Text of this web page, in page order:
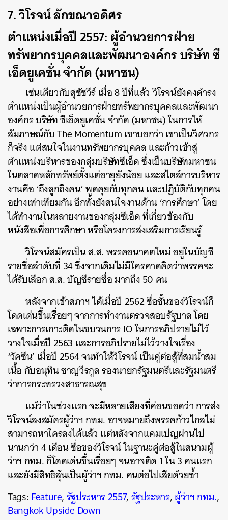
7. วิโรจน์ ลักขณาอดิศร
ตำแหน่งเมื่อปี 2557: ผู้อำนวยการฝ่าย
ทรัพยากรบุคคลและพัฒนาองค์กร บริษัท ซี
เอ็ดยูเคชั่น จำกัด (มหาชน)
เช่นเดียวกับสุชัชวีร์ เมื่อ 8 ปีที่แล้ว วิโรจน์ยังคงดำรง
ตำแหน่งเป็นผู้อำนวยการฝ่ายทรัพยากรบุคคลและพัฒนา
องค์กร บริษัท ซีเอ็ดยูเคชั่น จำกัด (มหาชน) ในการให้
สัมภาษณ์กับ The Momentum เขาบอกว่า เขาเป็นวิศวกร
ก็จริง แต่สนใจในงานทรัพยากรบุคคล และก้าวเข้าสู่
ตำแหน่งบริหารของกลุ่มบริษัทซีเอ็ด ซึ่งเป็นบริษัทมหาชน
ในตลาดหลักทรัพย์ตั้งแต่อายุยังน้อย และสไตล์การบริหาร
งานคือ ‘ถึงลูกถึงคน’ พูดคุยกับทุกคน และปฏิบัติกับทุกคน
อย่างเท่าเทียมกัน อีกทั้งยังสนใจงานด้าน ‘การศึกษา’ โดย
ได้ทำงานในหลายงานของกลุ่มซีเอ็ด ที่เกี่ยวข้องกับ
หนังสือเพื่อการศึกษา หรือโครงการส่งเสริมการเรียนรู้
วิโรจน์สมัครเป็น ส.ส. พรรคอนาคตใหม่ อยู่ในบัญชี
รายชื่อลำดับที่ 34 ซึ่งจากเดิมไม่มีใครคาดคิดว่าพรรคจะ
ได้รับเลือก ส.ส. บัญชีรายชื่อ มากถึง 50 คน
หลังจากเข้าสภาฯ ได้เมื่อปี 2562 ชื่อชั้นของวิโรจน์ก็
โดดเด่นขึ้นเรื่อยๆ จากการทำงานตรวจสอบรัฐบาล โดย
เฉพาะการเกาะติดในขบวนการ IO ในการอภิปรายไม่ไว้
วางใจเมื่อปี 2563 และการอภิปรายไม่ไว้วางใจเรื่อง
‘วัคซีน’ เมื่อปี 2564 จนทำให้วิโรจน์ เป็นคู่ต่อสู้ที่สมน้ำสม
เนื้อ กับอนุทิน ชาญวีรกูล รองนายกรัฐมนตรีและรัฐมนตรี
ว่าการกระทรวงสาธารณสุข
แม้ว่าในช่วงแรก จะมีหลายเสียงที่ค่อนขอดว่า การส่ง
วิโรจน์ลงสมัครผู้ว่าฯ กทม. อาจหมายถึงพรรคก้าวไกลไม่
สามารถหาใครลงได้แล้ว แต่หลังจากแคมเปญผ่านไป
นานกว่า 4 เดือน ชื่อของวิโรจน์ ในฐานะคู่ต่อสู้ในสนามผู้
ว่าฯ กทม. ก็โดดเด่นขึ้นเรื่อยๆ จนอาจติด 1 ใน 3 คนแรก
และยังมีสิทธิลุ้นเป็นผู้ว่าฯ กทม. คนต่อไปเสียด้วยซ้ำ
Tags:Feature,รัฐประหาร 2557,รัฐประหาร,ผู้ว่าฯ กทม.,
Bangkok Upside Down